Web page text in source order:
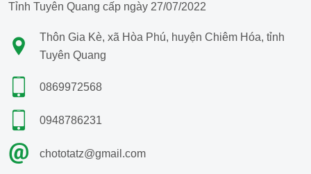
Tỉnh Tuyên Quang cấp ngày 27/07/2022
Thôn Gia Kè, xã Hòa Phú, huyện Chiêm Hóa, tỉnh
Tuyên Quang
0869972568
0948786231
chototatz@gmail.com